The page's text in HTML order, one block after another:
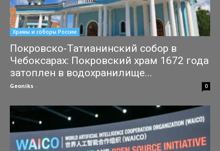
Храмы и соборы России
Покровско-Татианинский собор в
Чебоксарах: Покровский храм 1672 года
затоплен в водохранилище...
Geoniks - 0